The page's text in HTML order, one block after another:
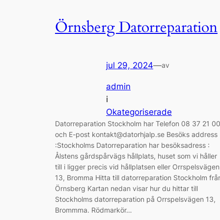
Örnsberg Datorreparation
jul 29, 2024—av
admin
i
Okategoriserade
Datorreparation Stockholm har Telefon 08 37 21 00
och E-post kontakt@datorhjalp.se Besöks address
:Stockholms Datorreparation har besöksadress :
Ålstens gårdspårvägs hållplats, huset som vi håller
till i ligger precis vid hållplatsen eller Orrspelsvägen
13, Bromma Hitta till datorreparation Stockholm
Örnsberg Kartan nedan visar hur du hittar till
Stockholms datorreparation på Orrspelsvägen 13,
Brommma. Rödmarkör…